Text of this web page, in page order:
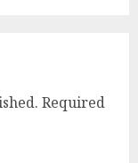
Required